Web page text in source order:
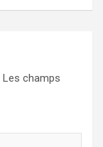
Les champs